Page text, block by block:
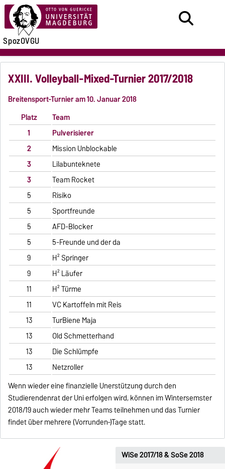
SpozOVGU
XXIII. Volleyball-Mixed-Turnier 2017/2018
Breitensport-Turnier am 10. Januar 2018
Platz
Team
1
Pulverisierer
2
Mission Unblockable
3
Lilabunteknete
3
Team Rocket
5
Risiko
5
Sportfreunde
5
AFD-Blocker
5
5-Freunde und der da
9
H² Springer
9
H² Läufer
11
H² Türme
11
VC Kartoffeln mit Reis
13
TurBiene Maja
13
Old Schmetterhand
13
Die Schlümpfe
13
Netzroller
Wenn wieder eine finanzielle Unerstützung durch den
Studierendenrat der Uni erfolgen wird, können im Wintersemster
2018/19 auch wieder mehr Teams teilnehmen und das Turnier
findet über mehrere (Vorrunden‐)Tage statt.
WiSe 2017/18 & SoSe 2018